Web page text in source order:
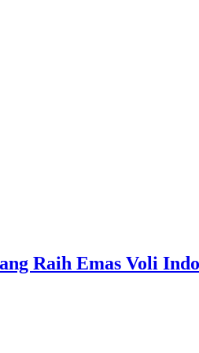
Raih Emas Voli